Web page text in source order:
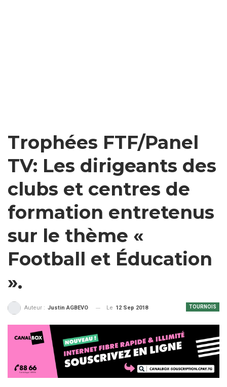
Trophées FTF/Panel
TV: Les dirigeants des
clubs et centres de
formation entretenus
sur le thème «
Football et Éducation
».
TOURNOIS
Auteur : Justin AGBEVO Le 12 Sep 2018